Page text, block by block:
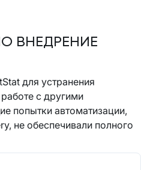
ВНЕДРЕНИЕ
для устранения
с другими
попытки автоматизации,
не обеспечивали полного